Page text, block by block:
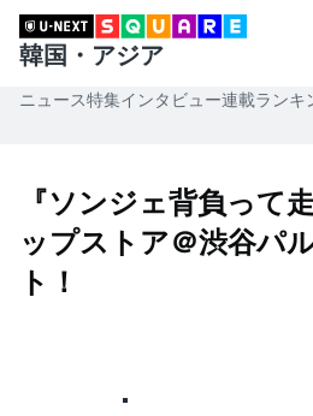
韓国・アジア
ニュース特集インタビュー連載ランキ
『ソンジェ背負って
ップストア＠渋谷パ
ト！